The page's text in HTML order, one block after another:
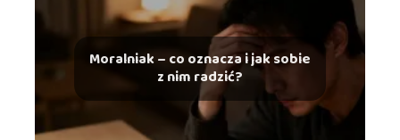
Moralniak – co oznacza i jak sobie
z nim radzić?